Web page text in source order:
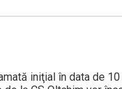
iniţial în data de